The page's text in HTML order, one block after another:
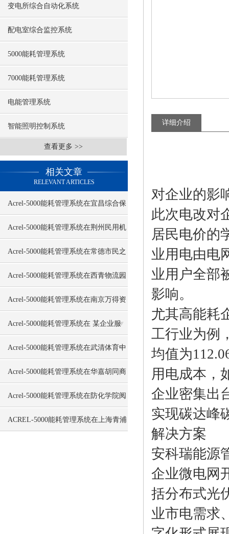
变电所综合自动化系统
配电室综合监控系统
5000能耗管理系统
7000能耗管理系统
电能管理系统
智能照明控制系统
查看更多 >>
相关文章
RELEVANT ARTICLES
Acrel-5000能耗管理系统在宜昌综合保
税区及海关监管大楼的应用
Acrel-5000能耗管理系统在荆州民用机
场的应用
Acrel-5000能耗管理系统在常德市民之
家的应用
Acrel-5000能耗管理系统在西青物流园
仓库与附属用房的应用
Acrel-5000能耗管理系统在南京万得资
讯运营中心智能化工程的应用
Acrel-5000能耗管理系统在 某企业服
务中心的应用
Acrel-5000能耗管理系统在武清体育中
心项目的应用
Acrel-5000能耗管理系统在华嘉胡同商
业金融用地项目的应用
Acrel-5000能耗管理系统在防化学院阅
兵村项目的应用
ACREL-5000能耗管理系统在上海青浦
详细介绍
对企业的影
此次电改对
居民电价的
业用电由电
业用户全部
影响。
尤其高能耗
工行业为例
均值为
用电成本，
企业密集出
实现碳达峰
解决方案
安科瑞能源
企业微电网
括分布式光
业市电需求